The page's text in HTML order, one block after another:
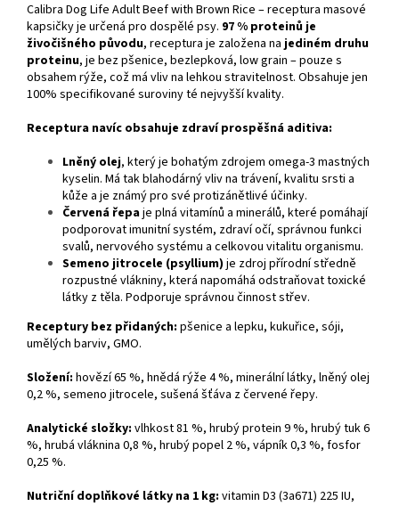
Calibra Dog Life Adult Beef with Brown Rice – receptura masové
kapsičky je určená pro dospělé psy. 97 % proteinů je
živočišného původu, receptura je založena najediném druhu
proteinu, je bez pšenice, bezlepková, low grain – pouze s
obsahem rýže, což má vliv na lehkou stravitelnost. Obsahuje jen
100% specifikované suroviny té nejvyšší kvality.
Receptura navíc obsahuje zdraví prospěšná aditiva:
Lněný olej, který je bohatým zdrojem omega-3 mastných
kyselin. Má tak blahodárný vliv na trávení, kvalitu srsti a
kůže a je známý pro své protizánětlivé účinky.
Červená řepaje plná vitamínů a minerálů, které pomáhají
podporovat imunitní systém, zdraví očí, správnou funkci
svalů, nervového systému a celkovou vitalitu organismu.
Semeno jitrocele (psyllium) je zdroj přírodní středně
rozpustné vlákniny, která napomáhá odstraňovat toxické
látky z těla. Podporuje správnou činnost střev.
Receptury bez přidaných: pšenice a lepku, kukuřice, sóji,
umělých barviv, GMO.
Složení: hovězí 65 %, hnědá rýže 4 %, minerální látky, lněný olej
0,2 %, semeno jitrocele, sušená šťáva z červené řepy.
Analytické složky: vlhkost 81 %, hrubý protein 9 %, hrubý tuk 6
%, hrubá vláknina 0,8 %, hrubý popel 2 %, vápník 0,3 %, fosfor
0,25 %.
Nutriční doplňkové látky na 1 kg: vitamin D3 (3a671) 225 IU,